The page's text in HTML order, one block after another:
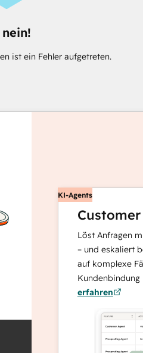
nein!
ist ein Fehler aufgetreten.
VerwendenKI-Agents
Löst Anfragen
– und eskaliert
auf komplexe
Kundenbindung
erfahren